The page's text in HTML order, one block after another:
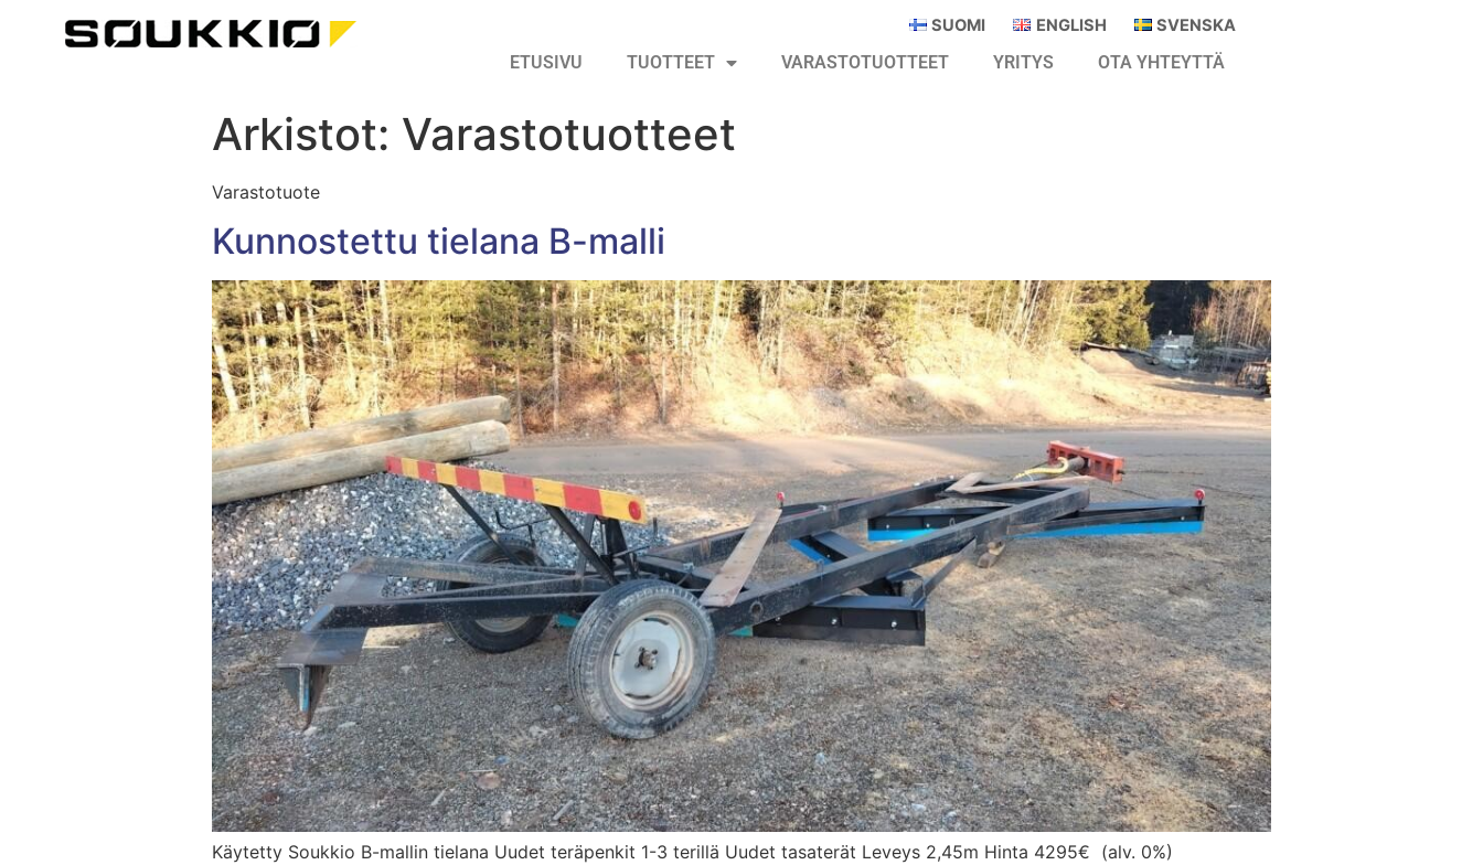
SUOMI ENGLISH SVENSKA
ETUSIVU TUOTTEET VARASTOTUOTTEET YRITYS OTA YHTEYTTÄ
Arkistot: Varastotuotteet
Varastotuote
Kunnostettu tielana B-malli
Käytetty Soukkio B-mallin tielana Uudet teräpenkit 1-3 terillä Uudet tasaterät Leveys 2,45m Hinta 4295€ (alv. 0%)